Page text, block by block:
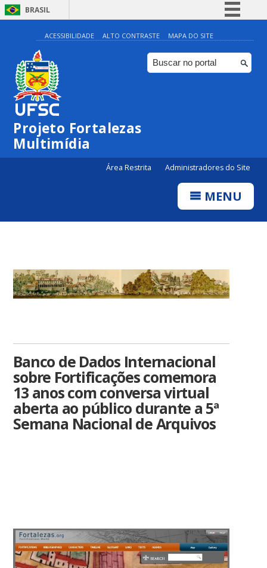
BRASIL
Simplifique!
Comunica BR
Participe
ACESSIBILIDADE ALTO CONTRASTE MAPA DO SITE
Projeto Fortalezas
Multimídia
Área Restrita Administradores do Site
MENU
Banco de Dados Internacional
sobre Fortificações comemora
13 anos com conversa virtual
aberta ao público durante a 5ª
Semana Nacional de Arquivos